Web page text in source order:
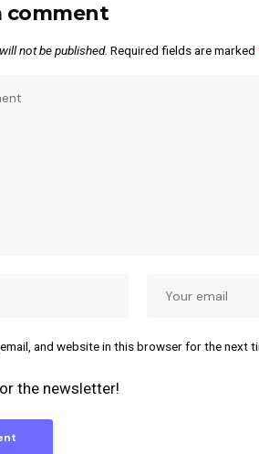
comment
not be published. Required fields are marked
and website in this browser for the next
the newsletter!